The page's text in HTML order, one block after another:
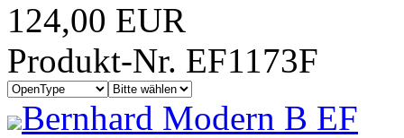
124,00 EUR
Produkt-Nr. EF1173F
Bernhard Modern B EF